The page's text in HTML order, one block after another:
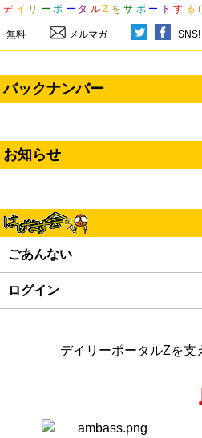
デ イ リ ー ポ ー タ ル Z を サ ポ ー ト す る (
無料 メルマガ SNS!
バックナンバー
お知らせ
ごあんない
ログイン
デイリーポータルZを支